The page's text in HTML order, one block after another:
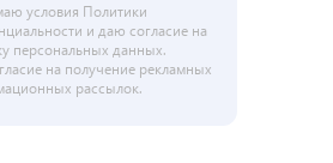
условия Политики
и даю согласие на
персональных данных.
на получение рекламных
рассылок.